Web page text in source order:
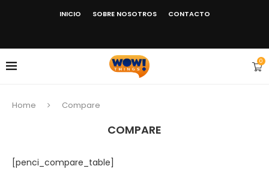
INICIO SOBRE NOSOTROS CONTACTO
0
Home Compare
COMPARE
[penci_compare_table]